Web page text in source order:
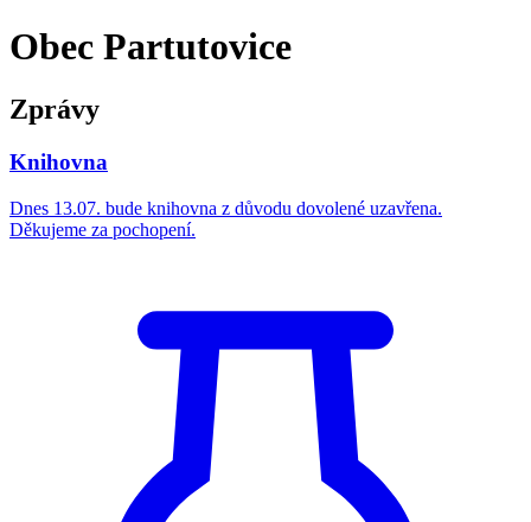
Obec Partutovice
Zprávy
Knihovna
Dnes 13.07. bude knihovna z důvodu dovolené uzavřena.
Děkujeme za pochopení.